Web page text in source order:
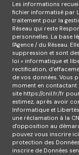
Les informations
fichier informatisé par
traitement pour la
Réseau qui reste
personnelles. La base
l'Agence / du Réseau.
suppression et sont
loi « informatique et
rectification,
de vos données. Vous
moment en contactant
site https://cnil.fr/fr
estimez, après avoir
Informatique et
une réclamation à la
d'opposition au
pouvez vous inscrire
protection des
inscrire de Données